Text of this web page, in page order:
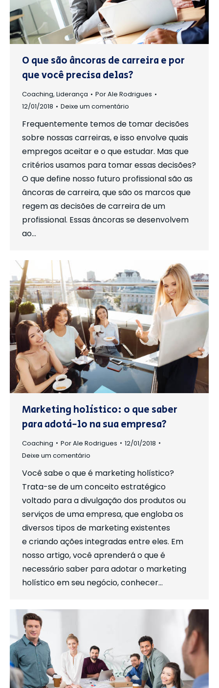
O que são âncoras de carreira e por
que você precisa delas?
Coaching, Liderança PorAle Rodrigues
12/01/2018
Deixe um comentário
Frequentemente temos de tomar decisões
sobre nossas carreiras, e isso envolve quais
empregos aceitar e o que estudar. Mas que
critérios usamos para tomar essas decisões?
O que define nosso futuro profissional são as
âncoras de carreira, que são os marcos que
regem as decisões de carreira de um
profissional. Essas âncoras se desenvolvem
ao…
Marketing holístico: o que saber
para adotá-lo na sua empresa?
Coaching PorAle Rodrigues
12/01/2018
Deixe um comentário
Você sabe o que é marketing holístico?
Trata-se de um conceito estratégico
voltado para a divulgação dos produtos ou
serviços de uma empresa, que engloba os
diversos tipos de marketing existentes
e criando ações integradas entre eles. Em
nosso artigo, você aprenderá o que é
necessário saber para adotar o marketing
holístico em seu negócio, conhecer…